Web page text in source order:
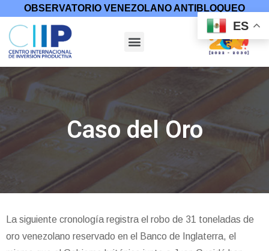
OBSERVATORIO VENEZOLANO ANTIBLOQUEO
Caso del Oro
La siguiente cronología registra el robo de 31 toneladas de
oro venezolano reservado en el Banco de Inglaterra, el
ES